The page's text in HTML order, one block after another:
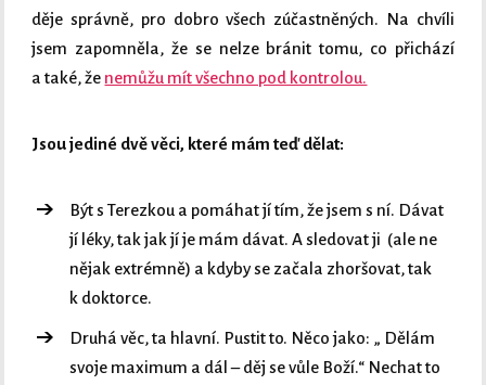
děje správně, pro dobro všech zúčastněných. Na chvíli
jsem zapomněla, že se nelze bránit tomu, co přichází
a také, že nemůžu mít všechno pod kontrolou.
Jsou jediné dvě věci, které mám teď dělat:
Být s Terezkou a pomáhat jí tím, že jsem s ní. Dávat
jí léky, tak jak jí je mám dávat. A sledovat ji (ale ne
nějak extrémně) a kdyby se začala zhoršovat, tak
k doktorce.
Druhá věc, ta hlavní. Pustit to. Něco jako: „ Dělám
svoje maximum a dál – děj se vůle Boží.“ Nechat to